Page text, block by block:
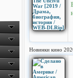
Новинки кино